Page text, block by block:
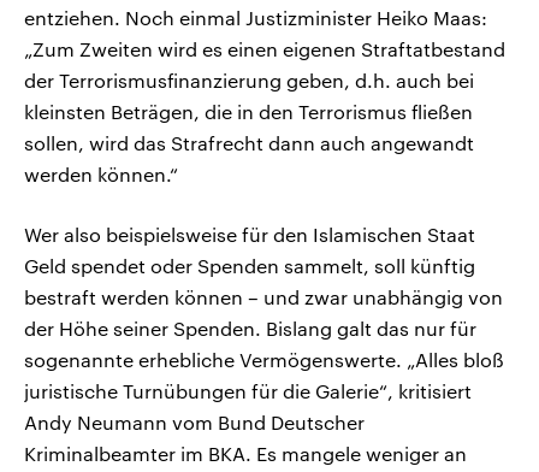
entziehen. Noch einmal Justizminister Heiko Maas:
„Zum Zweiten wird es einen eigenen Straftatbestand
der Terrorismusfinanzierung geben, d.h. auch bei
kleinsten Beträgen, die in den Terrorismus fließen
sollen, wird das Strafrecht dann auch angewandt
werden können.“
Wer also beispielsweise für den Islamischen Staat
Geld spendet oder Spenden sammelt, soll künftig
bestraft werden können – und zwar unabhängig von
der Höhe seiner Spenden. Bislang galt das nur für
sogenannte erhebliche Vermögenswerte. „Alles bloß
juristische Turnübungen für die Galerie“, kritisiert
Andy Neumann vom Bund Deutscher
Kriminalbeamter im BKA. Es mangele weniger an